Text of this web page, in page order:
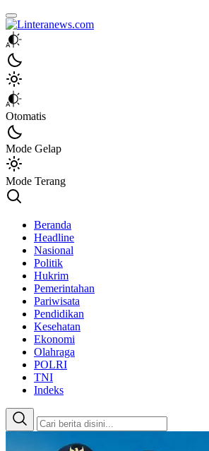
Linteranews.com
Lintas Informasi Tercepat dan Akurat
Otomatis
Mode Gelap
Mode Terang
Beranda
Headline
Nasional
Politik
Hukrim
Pemerintahan
Pariwisata
Pendidikan
Kesehatan
Ekonomi
Olahraga
POLRI
TNI
Indeks